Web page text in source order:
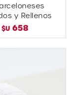
y Rellenos
$U 658